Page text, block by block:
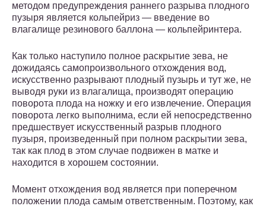
методом предупреждения раннего разрыва плодного
пузыря является кольпейриз — введение во
влагалище резинового баллона — кольпейринтера.
Как только наступило полное раскрытие зева, не
дожидаясь самопроизвольного отхождения вод,
искусственно разрывают плодный пузырь и тут же, не
выводя руки из влагалища, производят операцию
поворота плода на ножку и его извлечение. Операция
поворота легко выполнима, если ей непосредственно
предшествует искусственный разрыв плодного
пузыря, произведенный при полном раскрытии зева,
так как плод в этом случае подвижен в матке и
находится в хорошем состоянии.
Момент отхождения вод является при поперечном
положении плода самым ответственным. Поэтому, как